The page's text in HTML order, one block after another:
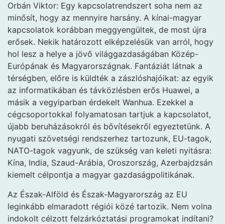
Orbán Viktor: Egy kapcsolatrendszert soha nem az
minősít, hogy az mennyire harsány. A kínai-magyar
kapcsolatok korábban meggyengültek, de most újra
erősek. Nekik határozott elképzelésük van arról, hogy
hol lesz a helye a jövő világgazdaságában Közép-
Európának és Magyarországnak. Fantáziát látnak a
térségben, előre is küldték a zászlóshajóikat: az egyik
az informatikában és távközlésben erős Huawei, a
másik a vegyiparban érdekelt Wanhua. Ezekkel a
cégcsoportokkal folyamatosan tartjuk a kapcsolatot,
újabb beruházásokról és bővítésekről egyeztetünk. A
nyugati szövetségi rendszerhez tartozunk, EU-tagok,
NATO-tagok vagyunk, de szükség van keleti nyitásra:
Kína, India, Szaud-Arábia, Oroszország, Azerbajdzsán
kiemelt célpontja a magyar gazdaságpolitikának.
Az Észak-Alföld és Észak-Magyarország az EU
leginkább elmaradott régiói közé tartozik. Nem volna
indokolt célzott felzárkóztatási programokat indítani?